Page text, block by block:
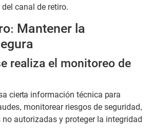
canal de retiro.
Mantener la
realiza el monitoreo de
cierta información técnica para
monitorear riesgos de seguridad,
autorizadas y proteger la integridad